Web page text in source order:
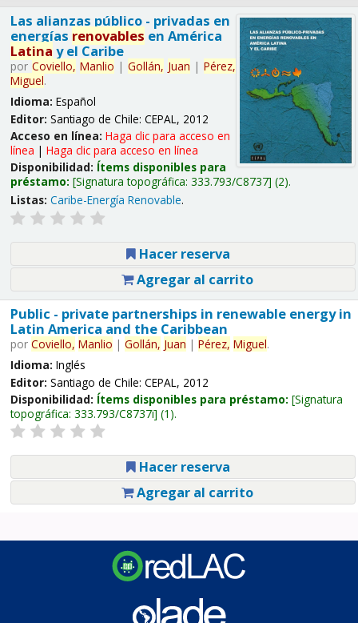
Las alianzas público - privadas en
energías renovables en América
Latina y el Caribe
por Coviello, Manlio | Gollán, Juan | Pérez,
Miguel.
Idioma: Español
Editor: Santiago de Chile: CEPAL, 2012
Acceso en línea: Haga clic para acceso en
línea | Haga clic para acceso en línea
Disponibilidad: Ítems disponibles para
préstamo: Signatura topográfica: 333.793/C8737 (2).
Listas: Caribe-Energía Renovable.
Hacer reserva
Agregar al carrito
Public - private partnerships in renewable energy in
Latin America and the Caribbean
por Coviello, Manlio | Gollán, Juan | Pérez, Miguel.
Idioma: Inglés
Editor: Santiago de Chile: CEPAL, 2012
Disponibilidad: Ítems disponibles para préstamo: Signatura
topográfica: 333.793/C8737i (1).
Hacer reserva
Agregar al carrito